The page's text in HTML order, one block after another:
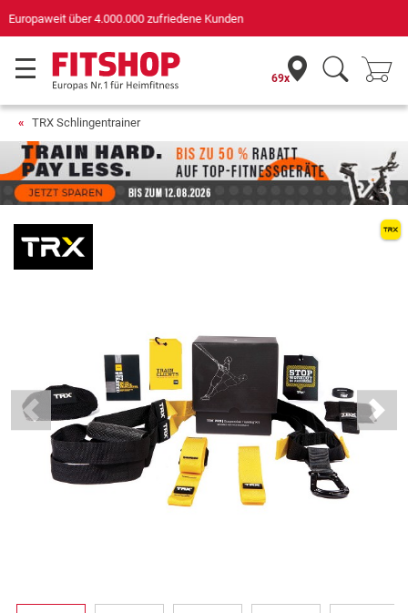
für Sportgeräte (n-tv+DISQ 2016-2024)
69x
TRX Schlingentrainer
Previous Next